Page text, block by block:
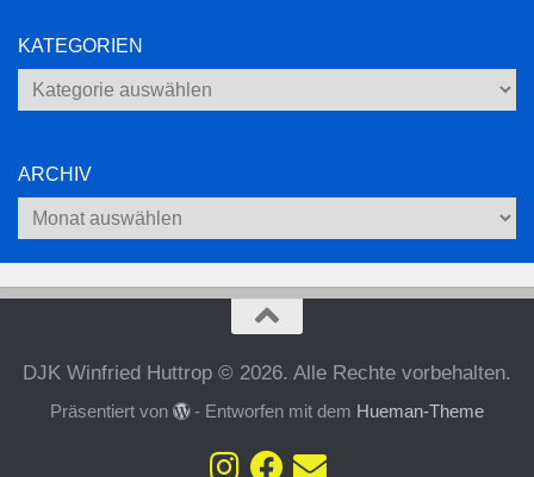
KATEGORIEN
Kategorien
ARCHIV
Archiv
DJK Winfried Huttrop © 2026. Alle Rechte vorbehalten.
Präsentiert von - Entworfen mit dem Hueman-Theme